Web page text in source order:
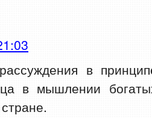
в
в мышлении